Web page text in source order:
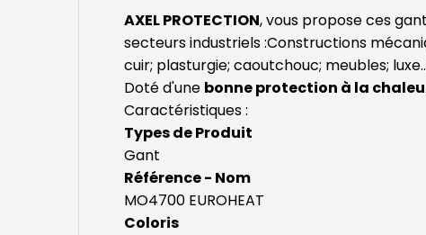
AXEL PROTECTION, vous propose ces
secteurs industriels :Constructions
cuir; plasturgie; caoutchouc; meubles;
Doté d'une bonne protection à la
Caractéristiques :
Types de Produit
Gant
Référence - Nom
MO4700 EUROHEAT
Coloris